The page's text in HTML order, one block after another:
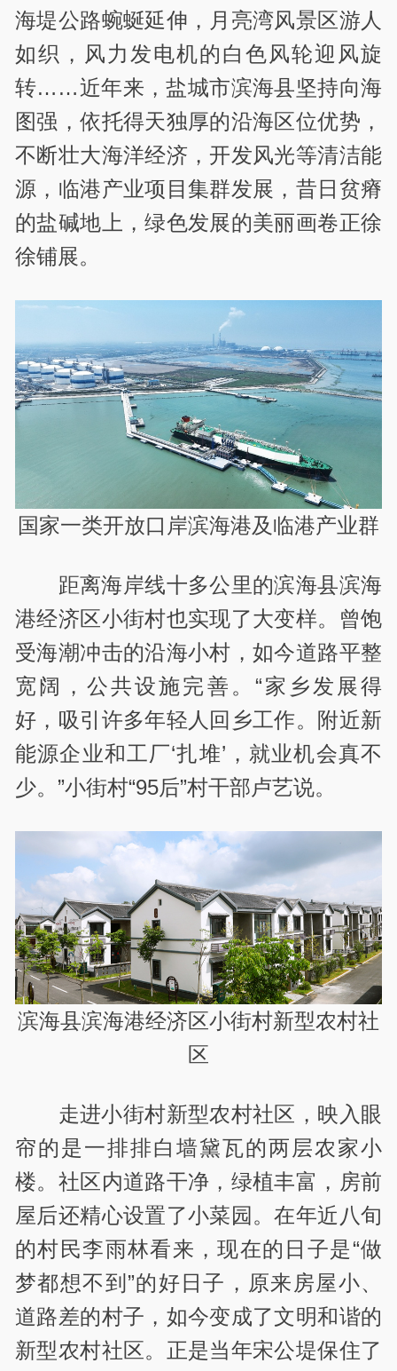
海堤公路蜿蜒延伸，月亮湾风景区游人
如织，风力发电机的白色风轮迎风旋
转……近年来，盐城市滨海县坚持向海
图强，依托得天独厚的沿海区位优势，
不断壮大海洋经济，开发风光等清洁能
源，临港产业项目集群发展，昔日贫瘠
的盐碱地上，绿色发展的美丽画卷正徐
徐铺展。
国家一类开放口岸滨海港及临港产业群
距离海岸线十多公里的滨海县滨海
港经济区小街村也实现了大变样。曾饱
受海潮冲击的沿海小村，如今道路平整
宽阔，公共设施完善。“家乡发展得
好，吸引许多年轻人回乡工作。附近新
能源企业和工厂‘扎堆’，就业机会真不
少。”小街村“95后”村干部卢艺说。
滨海县滨海港经济区小街村新型农村社
区
走进小街村新型农村社区，映入眼
帘的是一排排白墙黛瓦的两层农家小
楼。社区内道路干净，绿植丰富，房前
屋后还精心设置了小菜园。在年近八旬
的村民李雨林看来，现在的日子是“做
梦都想不到”的好日子，原来房屋小、
道路差的村子，如今变成了文明和谐的
新型农村社区。正是当年宋公堤保住了